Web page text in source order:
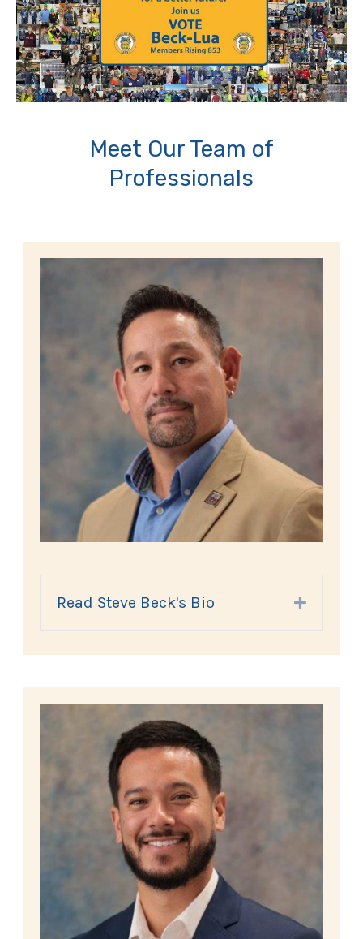
Meet Our Team of
Professionals
Read Steve Beck's Bio Expand